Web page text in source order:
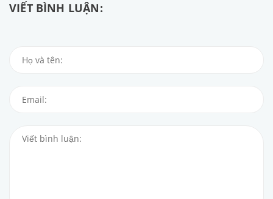
VIẾT BÌNH LUẬN: